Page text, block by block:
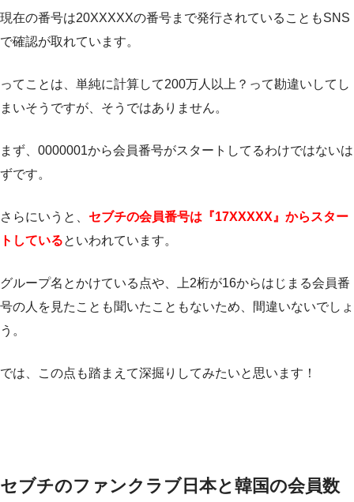
現在の番号は20XXXXXの番号まで発行されていることもSNS
で確認が取れています。
ってことは、単純に計算して200万人以上？って勘違いしてし
まいそうですが、そうではありません。
まず、0000001から会員番号がスタートしてるわけではないは
ずです。
さらにいうと、 セブチの会員番号は『17XXXXX』からスター
トしているといわれています。
グループ名とかけている点や、上2桁が16からはじまる会員番
号の人を見たことも聞いたこともないため、間違いないでしょ
う。
では、この点も踏まえて深掘りしてみたいと思います！
セブチのファンクラブ日本と韓国の会員数